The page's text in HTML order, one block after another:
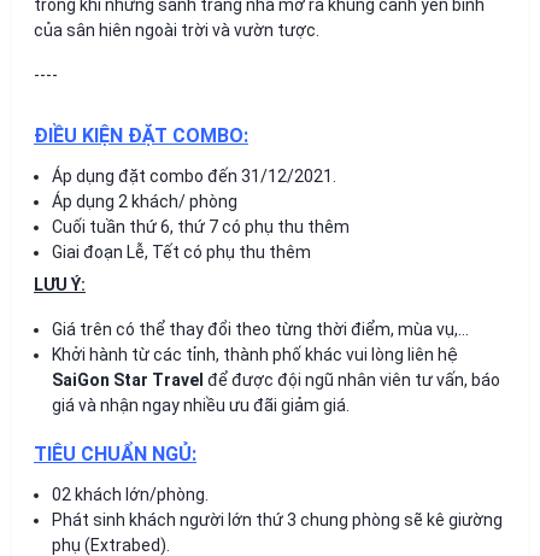
trong khi những sảnh trang nhã mở ra khung cảnh yên bình
của sân hiên ngoài trời và vườn tược.
----
ĐIỀU KIỆN ĐẶT COMBO:
Áp dụng đặt combo đến 31/12/2021.
Áp dụng 2 khách/ phòng
Cuối tuần thứ 6, thứ 7 có phụ thu thêm
Giai đoạn Lễ, Tết có phụ thu thêm
LƯU Ý:
Giá trên có thể thay đổi theo từng thời điểm, mùa vụ,…
Khởi hành từ các tỉnh, thành phố khác vui lòng liên hệ
SaiGon Star Travel để được đội ngũ nhân viên tư vấn, báo
giá và nhận ngay nhiều ưu đãi giảm giá.
TIÊU CHUẨN NGỦ:
02 khách lớn/phòng.
Phát sinh khách người lớn thứ 3 chung phòng sẽ kê giường
phụ (Extrabed).